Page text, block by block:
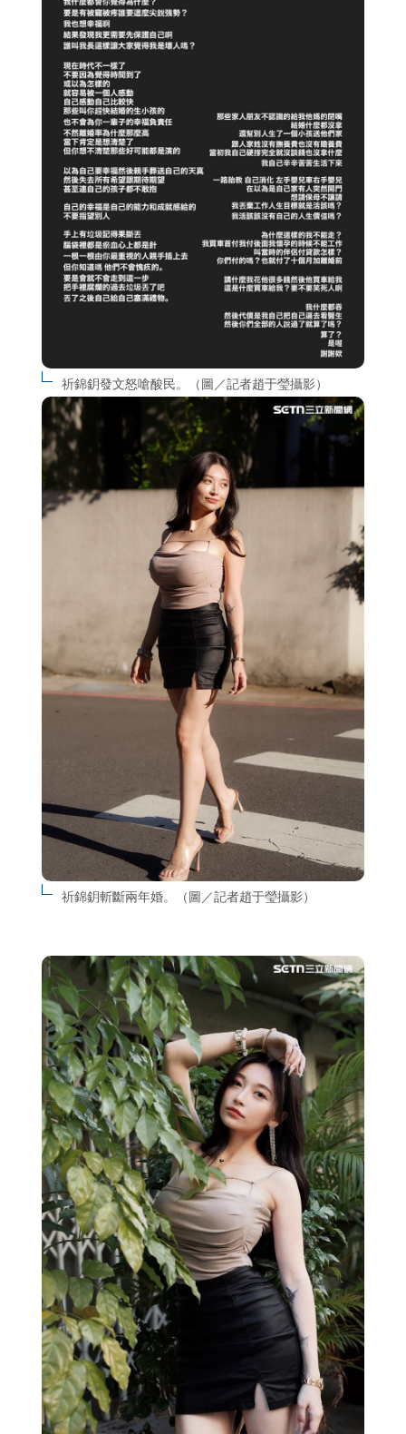
祈錦鈅發文怒嗆酸民。（圖／記者趙于瑩攝影）
祈錦鈅斬斷兩年婚。（圖／記者趙于瑩攝影）